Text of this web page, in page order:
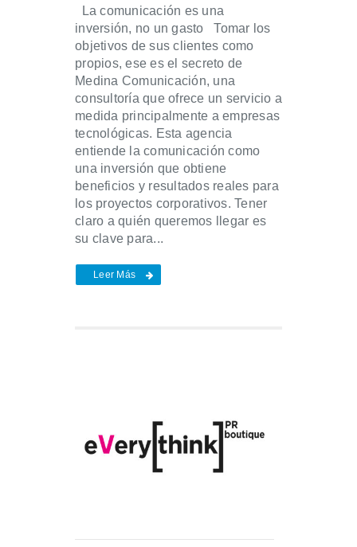
La comunicación es una
inversión, no un gasto Tomar los
objetivos de sus clientes como
propios, ese es el secreto de
Medina Comunicación, una
consultoría que ofrece un servicio a
medida principalmente a empresas
tecnológicas. Esta agencia
entiende la comunicación como
una inversión que obtiene
beneficios y resultados reales para
los proyectos corporativos. Tener
claro a quién queremos llegar es
su clave para...
Leer Más